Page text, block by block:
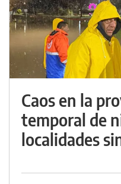
Caos en la
temporal de
localidades